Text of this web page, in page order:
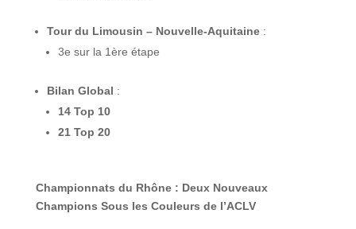
Tour du Limousin – Nouvelle-Aquitaine:
3e sur la 1ère étape
Bilan Global :
14 Top 10
21 Top 20
Championnats du Rhône : Deux Nouveaux
Champions Sous les Couleurs de l’ACLV